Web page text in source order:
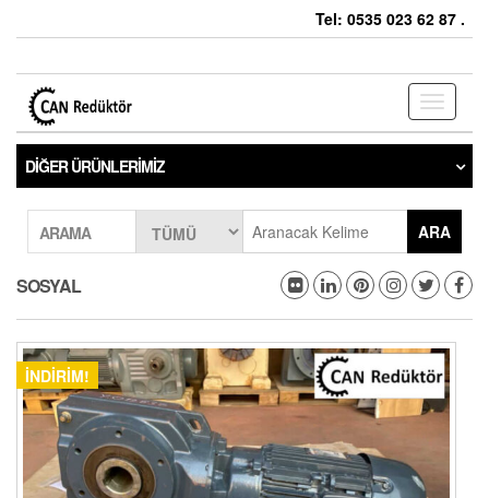
Tel: 0535 023 62 87 .
Toggle
DIĞER ÜRÜNLERIMIZ
ARAMA ARA
SOSYAL
İNDIRIM!